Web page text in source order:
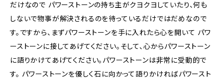
だけなので パワーストーンの持ち主がクヨクヨしていたり、何も
しないで物事が解決されるのを待っているだけではだめなので
す。ですから、まずパワーストーンを手に入れたら心を開いて パワ
ーストーンに接してあげてください。そして、心からパワーストーン
に語りかけてあげてください。パワーストーンは非常に受動的で
す。 パワーストーンを優しく石に向かって語りかければパワースト